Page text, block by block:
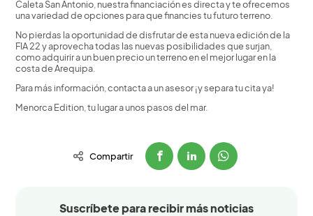
Caleta San Antonio, nuestra financiación es directa y te ofrecemos
una variedad de opciones para que financies tu futuro terreno.
No pierdas la oportunidad de disfrutar de esta nueva edición de la
FIA 22 y aprovecha todas las nuevas posibilidades que surjan,
como adquirir a un buen precio un terreno en el mejor lugar en la
costa de Arequipa.
Para más información, contacta a un asesor ¡y separa tu cita ya!
Menorca Edition, tu lugar a unos pasos del mar.
Compartir
Suscríbete para recibir más noticias